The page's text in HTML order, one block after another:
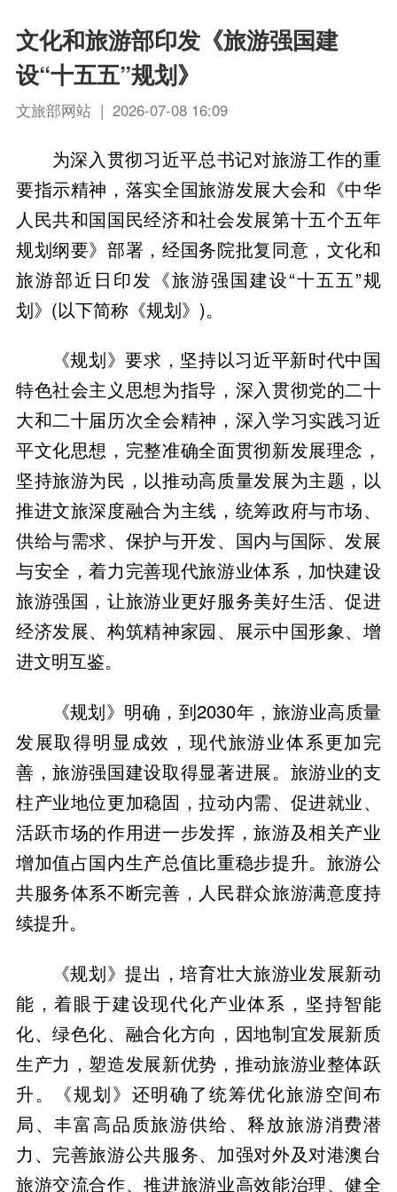
文化和旅游部印发《旅游强国建
设“十五五”规划》
文旅部网站 | 2026-07-08 16:09
为深入贯彻习近平总书记对旅游工作的重
要指示精神，落实全国旅游发展大会和《中华
人民共和国国民经济和社会发展第十五个五年
规划纲要》部署，经国务院批复同意，文化和
旅游部近日印发《旅游强国建设“十五五”规
划》(以下简称《规划》)。
《规划》要求，坚持以习近平新时代中国
特色社会主义思想为指导，深入贯彻党的二十
大和二十届历次全会精神，深入学习实践习近
平文化思想，完整准确全面贯彻新发展理念，
坚持旅游为民，以推动高质量发展为主题，以
推进文旅深度融合为主线，统筹政府与市场、
供给与需求、保护与开发、国内与国际、发展
与安全，着力完善现代旅游业体系，加快建设
旅游强国，让旅游业更好服务美好生活、促进
经济发展、构筑精神家园、展示中国形象、增
进文明互鉴。
《规划》明确，到2030年，旅游业高质量
发展取得明显成效，现代旅游业体系更加完
善，旅游强国建设取得显著进展。旅游业的支
柱产业地位更加稳固，拉动内需、促进就业、
活跃市场的作用进一步发挥，旅游及相关产业
增加值占国内生产总值比重稳步提升。旅游公
共服务体系不断完善，人民群众旅游满意度持
续提升。
《规划》提出，培育壮大旅游业发展新动
能，着眼于建设现代化产业体系，坚持智能
化、绿色化、融合化方向，因地制宜发展新质
生产力，塑造发展新优势，推动旅游业整体跃
升。《规划》还明确了统筹优化旅游空间布
局、丰富高品质旅游供给、释放旅游消费潜
力、完善旅游公共服务、加强对外及对港澳台
旅游交流合作、推进旅游业高效能治理、健全